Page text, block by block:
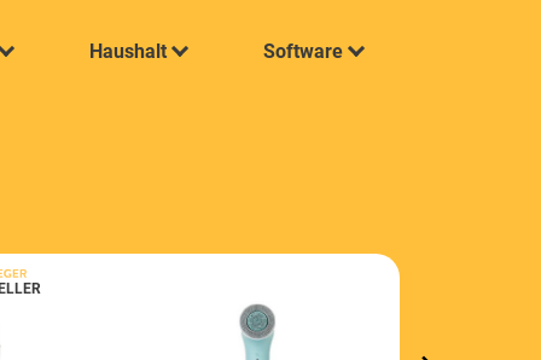
Haushalt Software